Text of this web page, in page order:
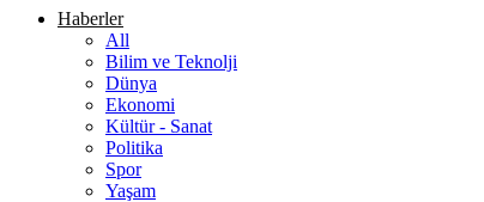
Haberler
All
Bilim ve Teknolji
Dünya
Ekonomi
Kültür - Sanat
Politika
Spor
Yaşam